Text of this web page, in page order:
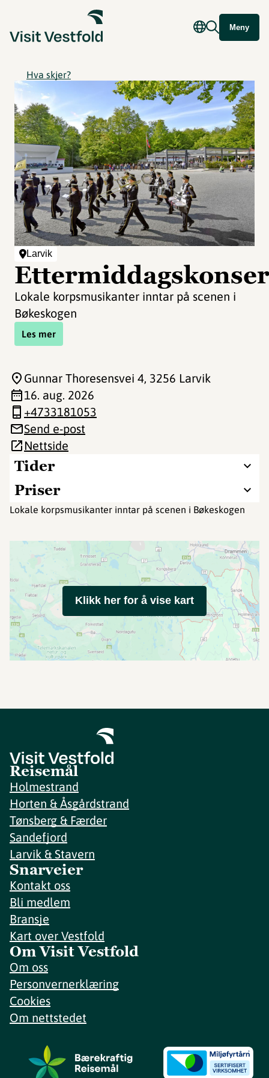
Meny
Hva skjer?
Larvik
Lokale korpsmusikanter inntar på scenen i
Bøkeskogen
Les mer
Tider
Priser
Lokale korpsmusikanter inntar på scenen i Bøkeskogen
Gunnar Thoresensvei 4, 3256 Larvik
16. aug. 2026
+4733181053
Send e-post
Nettside
Klikk her for å vise kart
Reisemål
Holmestrand
Horten & Åsgårdstrand
Tønsberg & Færder
Sandefjord
Larvik & Stavern
Snarveier
Kontakt oss
Bli medlem
Bransje
Kart over Vestfold
Om Visit Vestfold
Om oss
Personvernerklæring
Cookies
Om nettstedet